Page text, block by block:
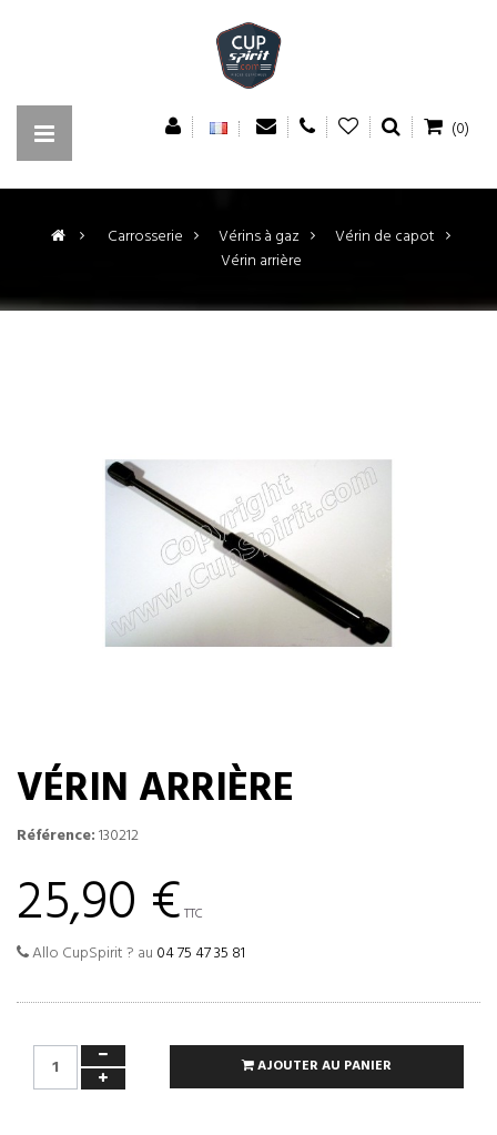
(0)
> Carrosserie > Vérins à gaz >
Vérin de capot
Vérin arrière
VÉRIN ARRIÈRE
Référence:130212
25,90 € TTC
Allo CupSpirit ? au 04 75 47 35 81
AJOUTER AU PANIER